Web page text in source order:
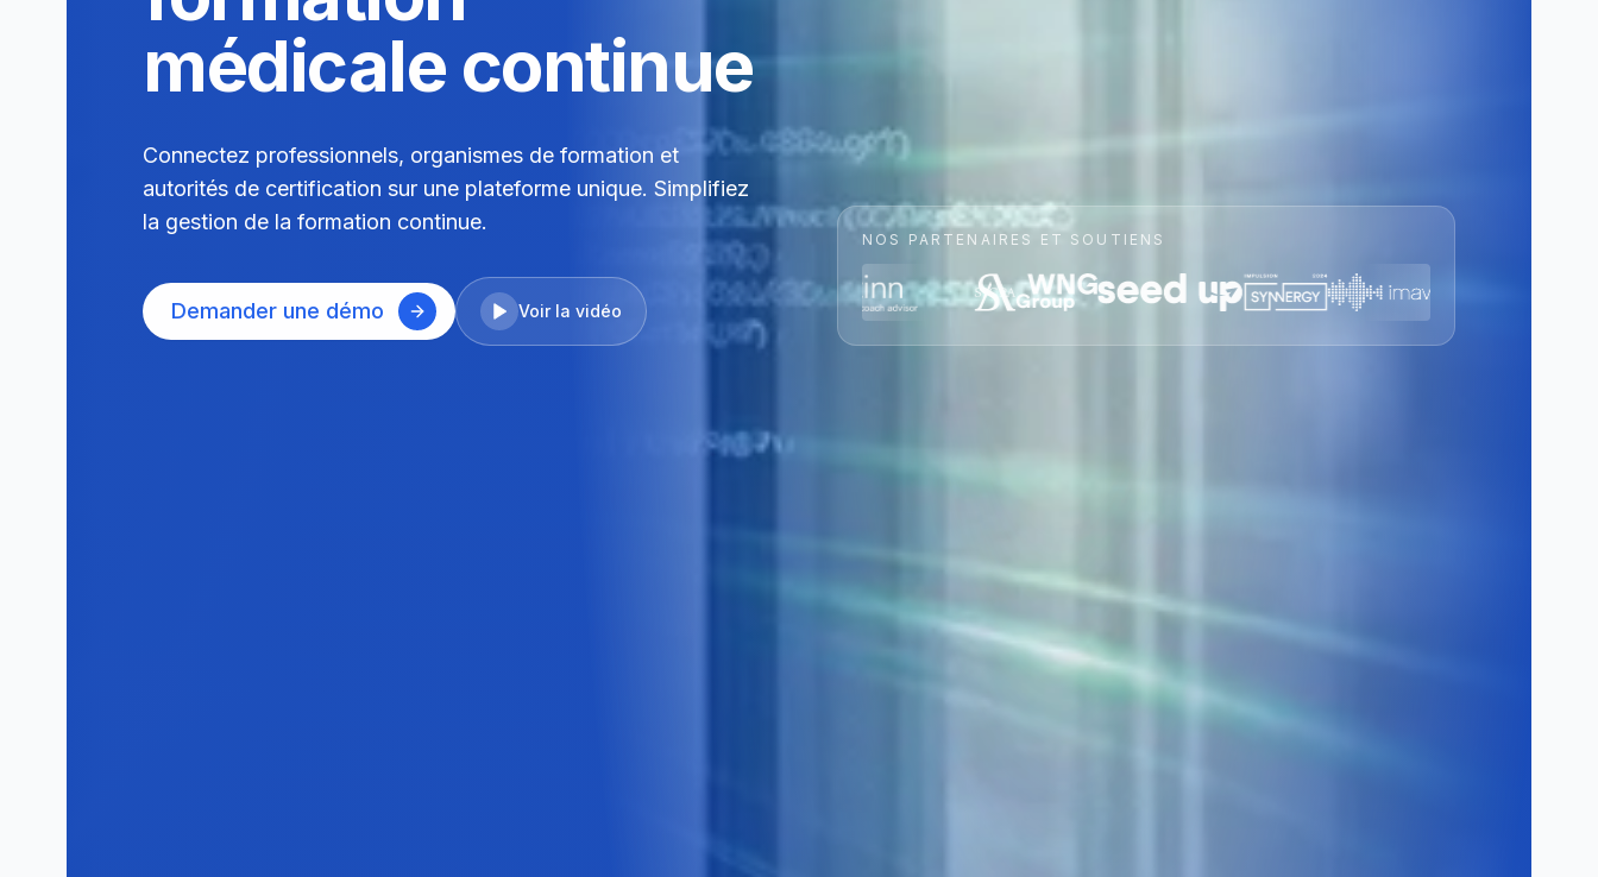
médicale continue
Connectez professionnels, organismes de formation et
autorités de certification sur une plateforme unique. Simplifiez
la gestion de la formation continue.
Demander une démo Voir la vidéo
NOS PARTENAIRES ET SOUTIENS